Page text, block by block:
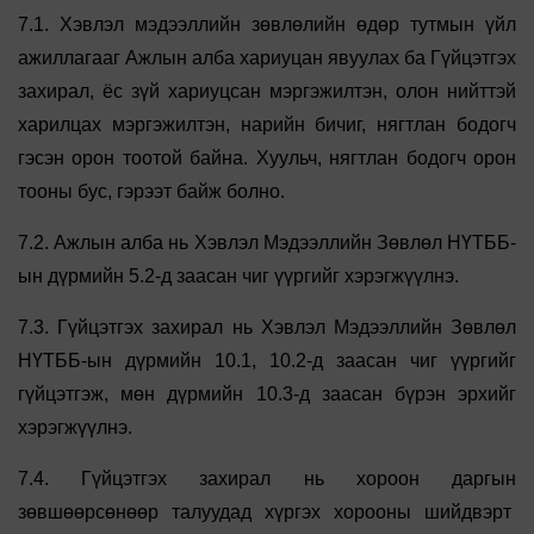
7.1. Хэвлэл мэдээллийн зөвлөлийн өдөр тутмын үйл
ажиллагааг Ажлын алба хариуцан явуулах ба Гүйцэтгэх
захирал, ёс зүй хариуцсан мэргэжилтэн, олон нийттэй
харилцах мэргэжилтэн, нарийн бичиг, нягтлан бодогч
гэсэн орон тоотой байна. Хуульч, нягтлан бодогч орон
тооны бус, гэрээт байж болно.
7.2. Ажлын алба нь Хэвлэл Мэдээллийн Зөвлөл НҮТББ-
ын дүрмийн 5.2-д заасан чиг үүргийг хэрэгжүүлнэ.
7.3. Гүйцэтгэх захирал нь Хэвлэл Мэдээллийн Зөвлөл
НҮТББ-ын дүрмийн 10.1, 10.2-д заасан чиг үүргийг
гүйцэтгэж, мөн дүрмийн 10.3-д заасан бүрэн эрхийг
хэрэгжүүлнэ.
7.4. Гүйцэтгэх захирал нь хороон даргын
зөвшөөрсөнөөр талуудад хүргэх хорооны шийдвэрт